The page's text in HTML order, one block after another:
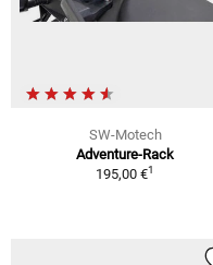
SW-Motech
Adventure-Rack
195,00 €1